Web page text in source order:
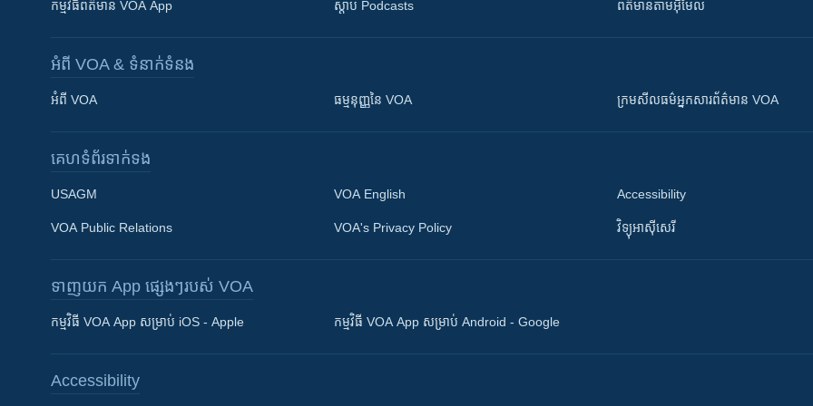
Khmer English
កម្មវិធី​ព័ត៌មាន VOA App ស្តាប់ Podcasts ព័ត៌មាន​តាម​អ៊ីមែល
អំពី​ VOA & ទំនាក់ទំនង
អំពី​ VOA ធម្មនុញ្ញ​នៃ VOA ក្រម​​​សីលធម៌​​​អ្នក​​​សារព័ត៌មាន VOA
គេហទំព័រ​​ទាក់ទង
USAGM
VOA Public Relations
VOA English
VOA's Privacy Policy
Accessibility
វិទ្យុ​អាស៊ី​សេរី
ទាញយក​ App ផ្សេងៗ​របស់​ VOA
កម្មវិធី​ VOA App សម្រាប់ iOS - Apple កម្មវិធី​ VOA App សម្រាប់ Android - Google
Accessibility